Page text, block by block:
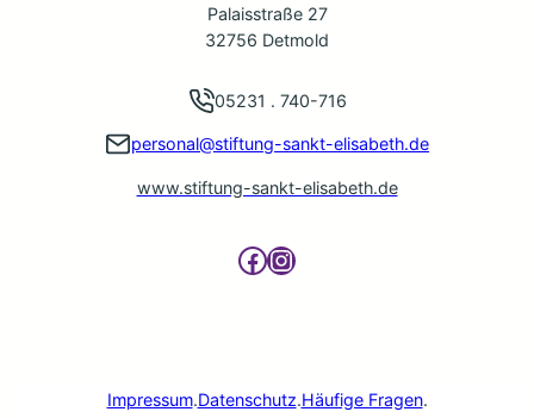
Palaisstraße 27
32756 Detmold
05231 . 740-716
personal@stiftung-sankt-elisabeth.de
www.stiftung-sankt-elisabeth.de
Facebook
Instagram
Impressum.Datenschutz.Häufige Fragen.